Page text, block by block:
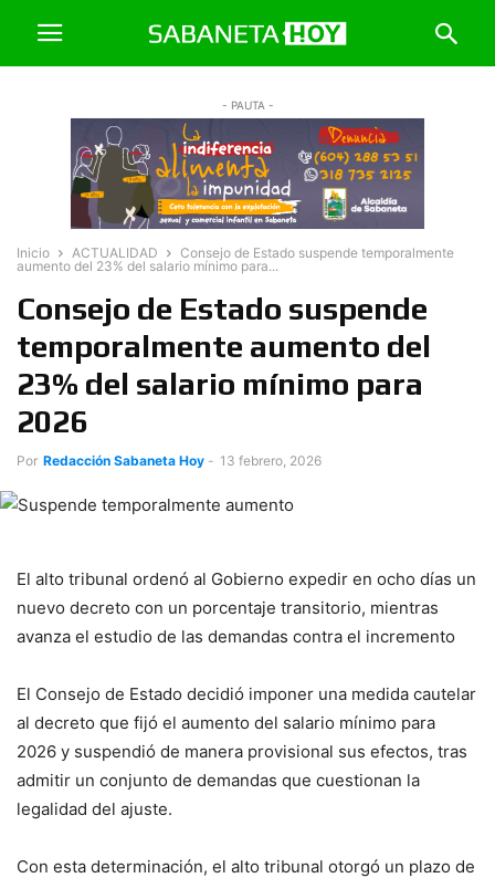
- PAUTA -
Inicio ACTUALIDAD
Consejo de Estado suspende temporalmente
aumento del 23% del salario mínimo para...
Consejo de Estado suspende
temporalmente aumento del
23% del salario mínimo para
2026
Por Redacción Sabaneta Hoy - 13 febrero, 2026
El alto tribunal ordenó al Gobierno expedir en ocho días un
nuevo decreto con un porcentaje transitorio, mientras
avanza el estudio de las demandas contra el incremento
El Consejo de Estado decidió imponer una medida cautelar
al decreto que fijó el aumento del salario mínimo para
2026 y suspendió de manera provisional sus efectos, tras
admitir un conjunto de demandas que cuestionan la
legalidad del ajuste.
Con esta determinación, el alto tribunal otorgó un plazo de